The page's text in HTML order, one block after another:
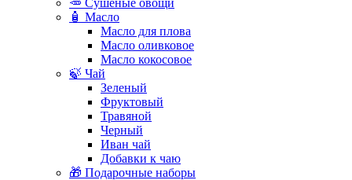
🥕 Сушеные овощи
🧴 Масло
Масло для плова
Масло оливковое
Масло кокосовое
🍃 Чай
Зеленый
Фруктовый
Травяной
Черный
Иван чай
Добавки к чаю
🎁 Подарочные наборы